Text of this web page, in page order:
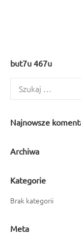
but7u 467u
Najnowsze
Archiwa
Kategorie
Brak kategorii
Meta